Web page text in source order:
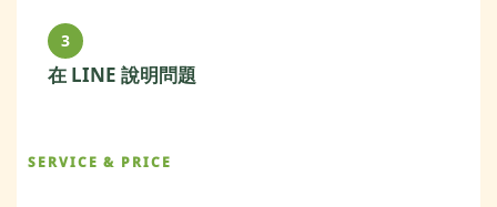
3
在 LINE 說明問題
SERVICE & PRICE